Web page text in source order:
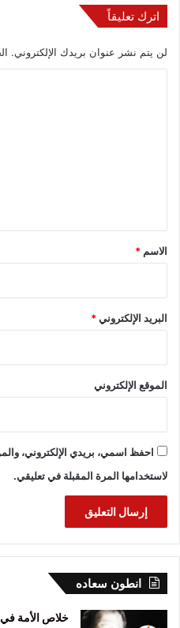
اترك تعليقاً
لن يتم نشر عنوان بريدك الإلكتروني.
*
الاسم *
البريد الإلكتروني*
الموقع الإلكتروني
احفظ اسمي، بريدي الإلكتروني،
لاستخدامها المرة المقبلة في تعليقي.
انطون سعاده
خلاص الأمة في